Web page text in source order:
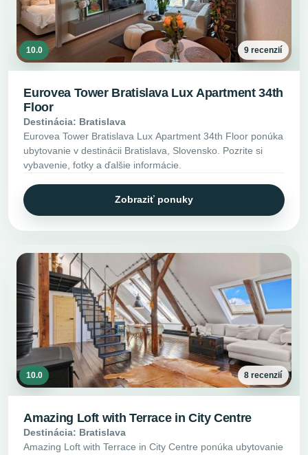
10.0 9 recenzií
Eurovea Tower Bratislava Lux Apartment 34th
Floor
Destinácia: Bratislava
Eurovea Tower Bratislava Lux Apartment 34th Floor ponúka
ubytovanie v destinácii Bratislava, Slovensko. Pozrite si
vybavenie, fotky a ďalšie informácie.
Zobraziť ponuky
10.0 8 recenzií
Amazing Loft with Terrace in City Centre
Destinácia: Bratislava
Amazing Loft with Terrace in City Centre ponúka ubytovanie